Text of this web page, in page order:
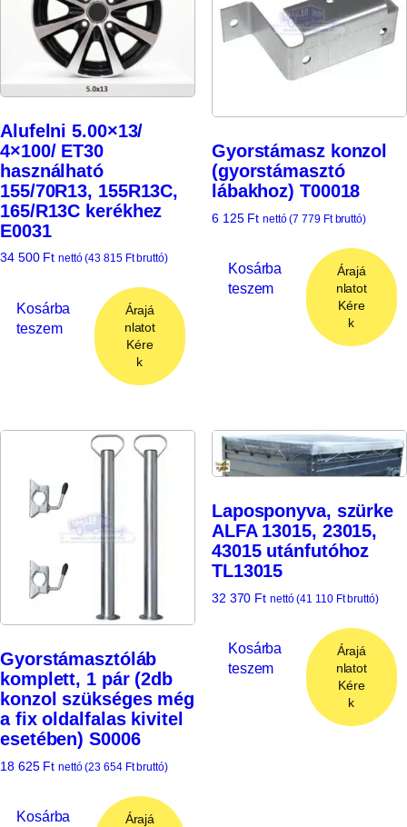
Alufelni 5.00×13/
4×100/ ET30
használható
155/70R13, 155R13C,
165/R13C kerékhez
E0031
34 500 Ft nettó (43 815 Ftbruttó)
Kosárba
teszem
Árajá
nlatot
Kére
k
Gyorstámasz konzol
(gyorstámasztó
lábakhoz) T00018
6 125 Ft nettó (7 779 Ftbruttó)
Kosárba
teszem
Árajá
nlatot
Kére
k
Gyorstámasztóláb
komplett, 1 pár (2db
konzol szükséges még
a fix oldalfalas kivitel
esetében) S0006
18 625 Ft nettó (23 654 Ftbruttó)
Kosárba
Árajá
Laposponyva, szürke
ALFA 13015, 23015,
43015 utánfutóhoz
TL13015
32 370 Ft nettó (41 110 Ftbruttó)
Kosárba
teszem
Árajá
nlatot
Kére
k